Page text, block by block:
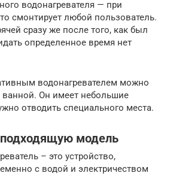
водонагревателя — при
смонтирует любой пользователь.
сразу же после того, как был
определенное время нет
водонагревателем можно
ванной. Он имеет небольшие
отводить специального места.
модель
– это устройство,
с водой и электричеством